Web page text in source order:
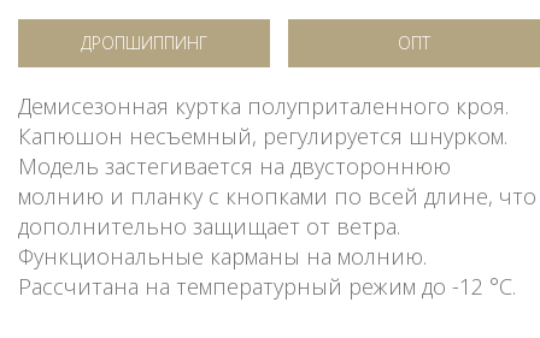
ДРОПШИППИНГ ОПТ
Демисезонная куртка полуприталенного кроя.
Капюшон несъемный, регулируется шнурком.
Модель застегивается на двустороннюю
молнию и планку с кнопками по всей длине, что
дополнительно защищает от ветра.
Функциональные карманы на молнию.
Рассчитана на температурный режим до -12 °С.